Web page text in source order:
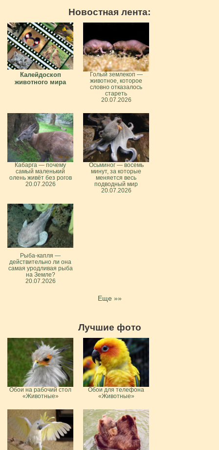
Новостная лента:
Калейдоскоп
животного мира
Голый землекоп —
животное, которое
словно отказалось
стареть
20.07.2026
Кабарга — почему
самый маленький
олень живёт без рогов
20.07.2026
Осьминог — восемь
минут, за которые
меняется весь
подводный мир
20.07.2026
Рыба-капля —
действительно ли она
самая уродливая рыба
на Земле?
20.07.2026
Еще »»
Лучшие фото
Обои на рабочий стол
«Животные»
Обои для телефона
«Животные»